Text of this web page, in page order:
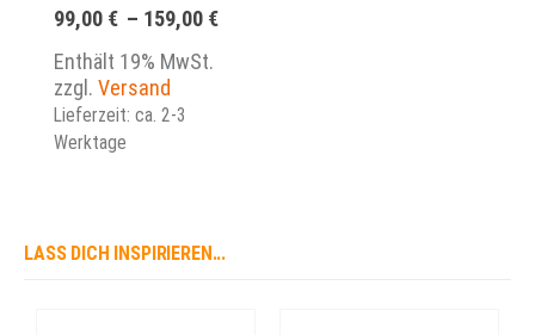
99,00 € – 159,00 €
Enthält 19% MwSt.
zzgl. Versand
Lieferzeit: ca. 2-3
Werktage
LASS DICH INSPIRIEREN...